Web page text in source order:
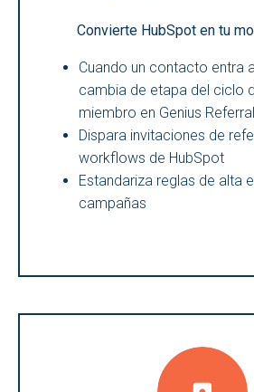
Convierte HubSpot en tu
Cuando un contacto entra
cambia de etapa del ciclo
miembro en Genius
Dispara invitaciones de
workflows de HubSpot
Estandariza reglas de alta
campañas